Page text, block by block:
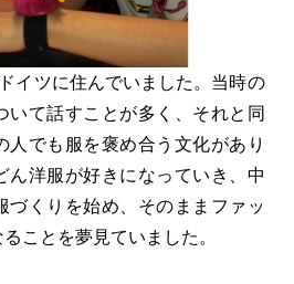
イツに住んでいました。当時の
いて話すことが多く、それと同
人でも服を褒め合う文化があり
ん洋服が好きになっていき、中
づくりを始め、そのままファッ
ことを夢見ていました。